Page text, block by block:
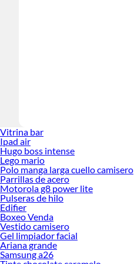
Vitrina bar
Ipad air
Hugo boss intense
Lego mario
Polo manga larga cuello camisero
Parrillas de acero
Motorola g8 power lite
Pulseras de hilo
Edifier
Boxeo Venda
Vestido camisero
Gel limpiador facial
Ariana grande
Samsung a26